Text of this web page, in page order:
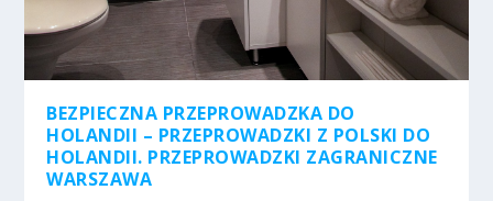
BEZPIECZNA PRZEPROWADZKA DO
HOLANDII – PRZEPROWADZKI Z POLSKI DO
HOLANDII. PRZEPROWADZKI ZAGRANICZNE
WARSZAWA